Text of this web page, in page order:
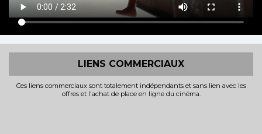
LIENS COMMERCIAUX
Ces liens commerciaux sont totalement indépendants et sans lien avec les
offres et l'achat de place en ligne du cinéma.